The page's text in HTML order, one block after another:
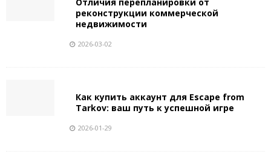
реконструкции коммерческой
недвижимости
2026-03-02
Как купить аккаунт для Escape from
Tarkov: ваш путь к успешной игре
2026-01-29